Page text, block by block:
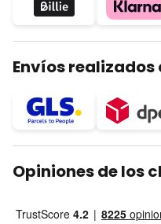
Envíos realizados
Opiniones de los